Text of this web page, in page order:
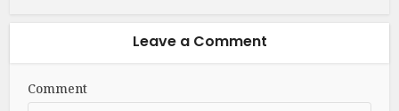
Leave a Comment
Comment